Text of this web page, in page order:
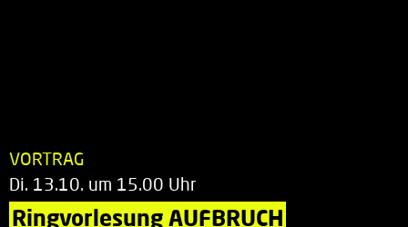
VORTRAG
Di. 13.10. um 15.00 Uhr
Ringvorlesung AUFBRUCH